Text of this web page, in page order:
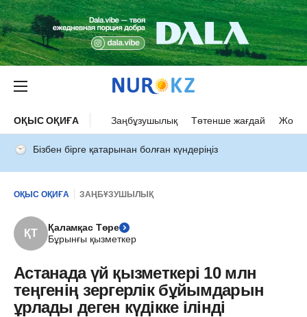
ОҚЫС ОҚИҒА Заңбұзушылық Төтенше жағдай Жол
Бізбен бірге қатарынан болған күндеріңіз
ОҚЫС ОҚИҒА ЗАҢБҰЗУШЫЛЫҚ
ҚТ
Қаламқас Төре
Бұрынғы қызметкер
Астанада үй қызметкері 10 млн
теңгенің зергерлік бұйымдарын
ұрлады деген күдікке ілінді